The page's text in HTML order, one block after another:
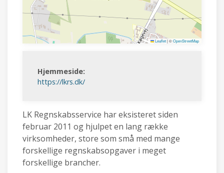
Leaflet|©OpenStreetMap
Hjemmeside:
https://lkrs.dk/
LK Regnskabsservice har eksisteret siden
februar 2011 og hjulpet en lang række
virksomheder, store som små med mange
forskellige regnskabsopgaver i meget
forskellige brancher.